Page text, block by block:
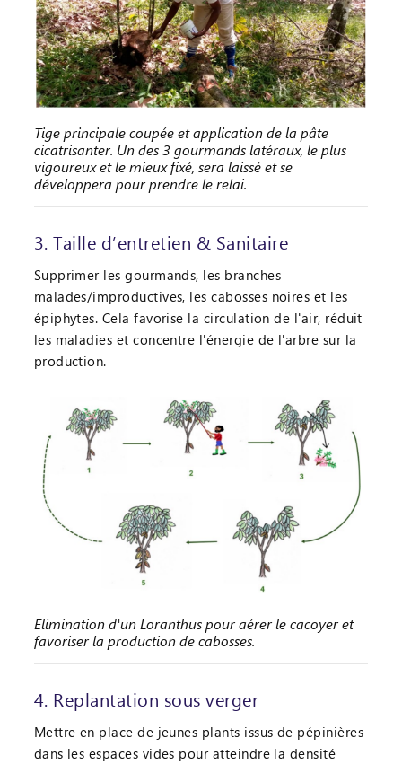
Tige principale coupée et application de la pâte
cicatrisanter. Un des 3 gourmands latéraux, le plus
vigoureux et le mieux fixé, sera laissé et se
développera pour prendre le relai.
3. Taille d’entretien & Sanitaire
Supprimer les gourmands, les branches
malades/improductives, les cabosses noires et les
épiphytes. Cela favorise la circulation de l'air, réduit
les maladies et concentre l'énergie de l'arbre sur la
production.
Elimination d'un Loranthus pour aérer le cacoyer et
favoriser la production de cabosses.
4. Replantation sous verger
Mettre en place de jeunes plants issus de pépinières
dans les espaces vides pour atteindre la densité